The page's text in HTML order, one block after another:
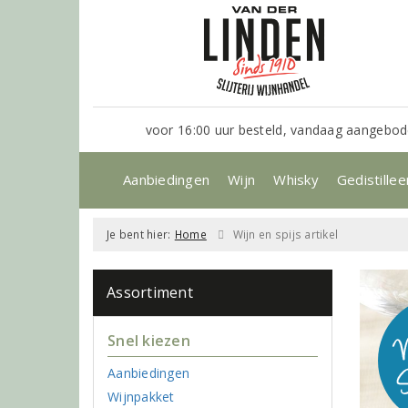
voor 16:00 uur besteld, vandaag
Aanbiedingen Wijn Whisky
Je bent hier: Home Wijn en spijs artikel
Assortiment
Snel kiezen
Aanbiedingen
Wijnpakket